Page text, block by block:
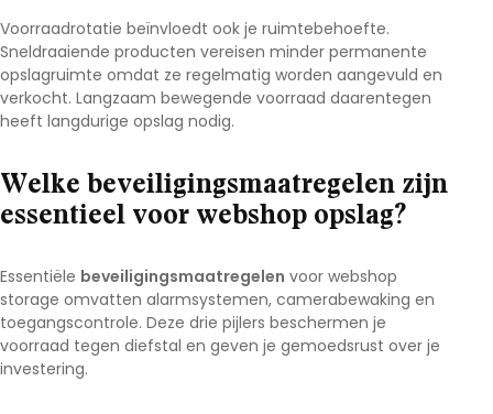
Voorraadrotatie beïnvloedt ook je ruimtebehoefte.
Sneldraaiende producten vereisen minder permanente
opslagruimte omdat ze regelmatig worden aangevuld en
verkocht. Langzaam bewegende voorraad daarentegen
heeft langdurige opslag nodig.
Welke beveiligingsmaatregelen zijn
essentieel voor webshop opslag?
Essentiële beveiligingsmaatregelen voor webshop
storage omvatten alarmsystemen, camerabewaking en
toegangscontrole. Deze drie pijlers beschermen je
voorraad tegen diefstal en geven je gemoedsrust over je
investering.